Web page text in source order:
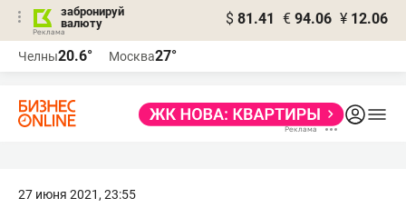
забронируй
валюту
$ 81.41 € 94.06 ¥ 12.06
Челны20.6° Москва27°
27 июня 2021, 23:55